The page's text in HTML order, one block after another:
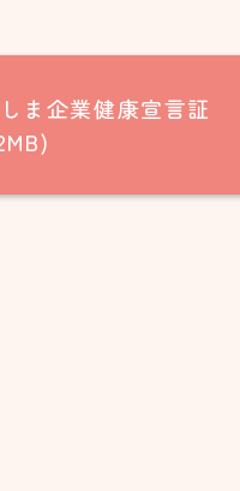
ま企業健康宣言証